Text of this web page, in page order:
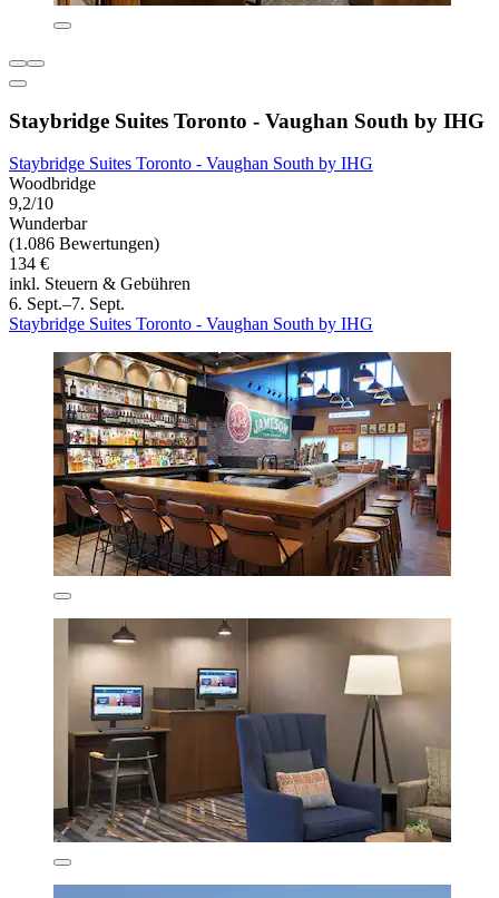
Staybridge Suites Toronto - Vaughan South by IHG
Staybridge Suites Toronto - Vaughan South by IHG
Woodbridge
9,2/10
Wunderbar
(1.086 Bewertungen)
134 €
inkl. Steuern & Gebühren
6. Sept.–7. Sept.
Staybridge Suites Toronto - Vaughan South by IHG